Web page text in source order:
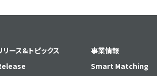
リース&トピックス
事業情報
Smart Matching